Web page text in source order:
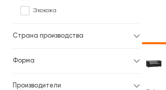
Экокожа
Страна производства
Форма
Производители